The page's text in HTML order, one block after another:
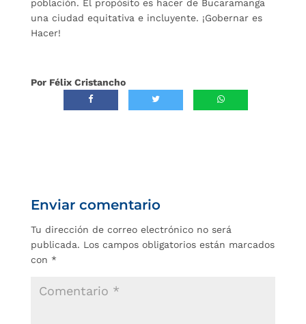
población. El propósito es hacer de Bucaramanga
una ciudad equitativa e incluyente. ¡Gobernar es
Hacer!
Por Félix Cristancho
Enviar comentario
Tu dirección de correo electrónico no será
publicada. Los campos obligatorios están marcados
con *